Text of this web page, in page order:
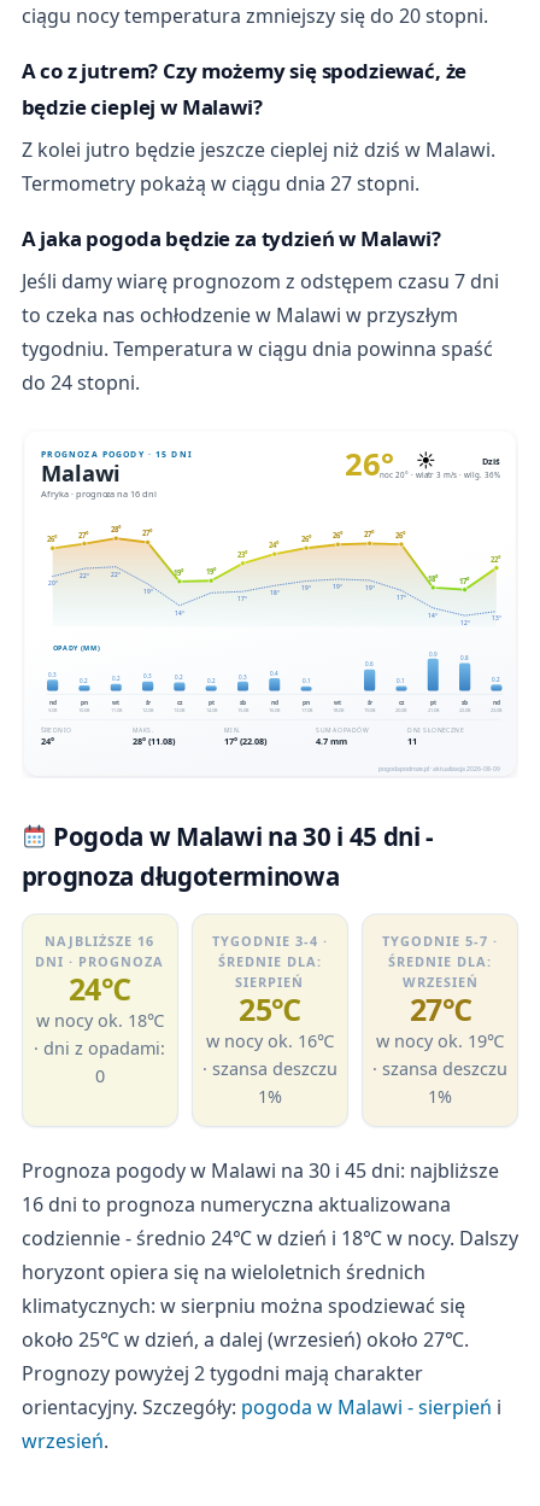
ciągu nocy temperatura zmniejszy się do 20 stopni.
A co z jutrem? Czy możemy się spodziewać, że
będzie cieplej w Malawi?
Z kolei jutro będzie jeszcze cieplej niż dziś w Malawi.
Termometry pokażą w ciągu dnia 27 stopni.
A jaka pogoda będzie za tydzień w Malawi?
Jeśli damy wiarę prognozom z odstępem czasu 7 dni
to czeka nas ochłodzenie w Malawi w przyszłym
tygodniu. Temperatura w ciągu dnia powinna spaść
do 24 stopni.
Pogoda w Malawi na 30 i 45 dni -
prognoza długoterminowa
NAJBLIŻSZE 16
DNI · PROGNOZA
24℃
w nocy ok. 18℃
· dni z opadami:
0
TYGODNIE 3-4 ·
ŚREDNIE DLA:
SIERPIEŃ
25℃
w nocy ok. 16℃
· szansa deszczu
1%
TYGODNIE 5-7 ·
ŚREDNIE DLA:
WRZESIEŃ
27℃
w nocy ok. 19℃
· szansa deszczu
1%
Prognoza pogody w Malawi na 30 i 45 dni: najbliższe
16 dni to prognoza numeryczna aktualizowana
codziennie - średnio 24℃ w dzień i 18℃ w nocy. Dalszy
horyzont opiera się na wieloletnich średnich
klimatycznych: w sierpniu można spodziewać się
około 25℃ w dzień, a dalej (wrzesień) około 27℃.
Prognozy powyżej 2 tygodni mają charakter
orientacyjny. Szczegóły: pogoda w Malawi - sierpień i
wrzesień.